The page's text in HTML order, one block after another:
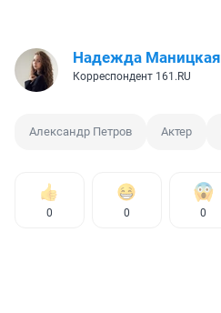
Надежда Маницкая
Корреспондент 161.RU
Александр Петров Актер
0 0 0